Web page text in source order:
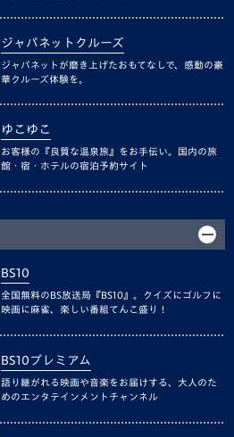
ジャパネットクルーズ
ジャパネットが磨き上げたおもてなしで、感動の豪
華クルーズ体験を。
ゆこゆこ
お客様の『良質な温泉旅』をお手伝い。国内の旅
館・宿・ホテルの宿泊予約サイト
BS10
全国無料のBS放送局『BS10』。クイズにゴルフに
映画に麻雀、楽しい番組てんこ盛り！
BS10プレミアム
語り継がれる映画や音楽をお届けする、大人のた
めのエンタテインメントチャンネル